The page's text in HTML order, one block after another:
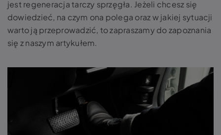
jest regeneracja tarczy sprzęgła. Jeżeli chcesz się
dowiedzieć, na czym ona polega oraz w jakiej sytuacji
warto ją przeprowadzić, to zapraszamy do zapoznania
się z naszym artykułem.